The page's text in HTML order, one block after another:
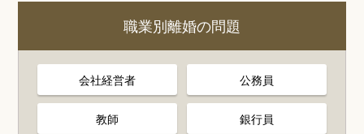
職業別離婚の問題
会社経営者 公務員
教師 銀行員